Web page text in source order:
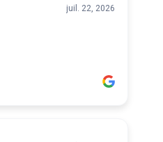
juil. 22, 2026